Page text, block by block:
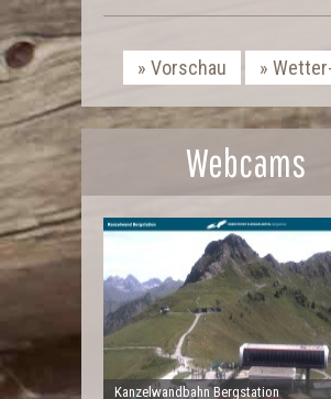
Vorschau
Webcams
Kanzelwandbahn Bergstation